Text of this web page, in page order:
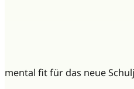
mental fit für das neue